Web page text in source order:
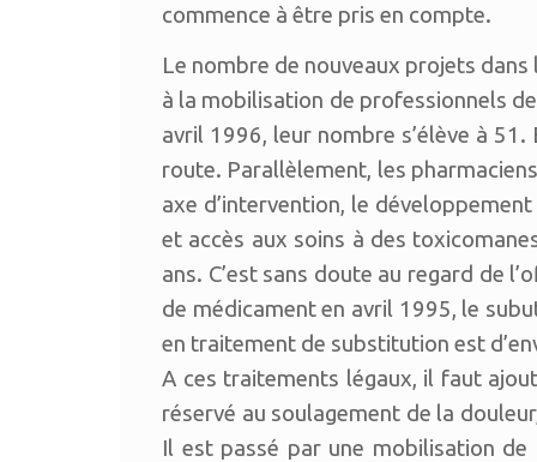
commence à être pris en compte.
Le nombre de nouveaux projets
à la mobilisation de professionnels
avril 1996, leur nombre s’élève à
route. Parallèlement, les
axe d’intervention, le
et accès aux soins à des
ans. C’est sans doute au regard de
de médicament en avril 1995, le
en traitement de substitution est
A ces traitements légaux, il faut
réservé au soulagement de la
Il est passé par une mobilisation